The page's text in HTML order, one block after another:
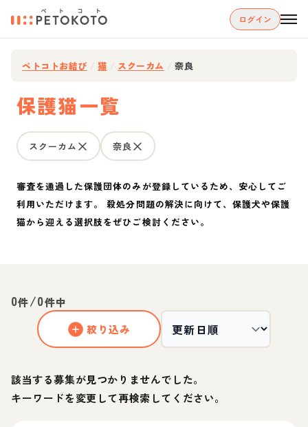
ログイン
ペトコトお結び 猫 スクーカム 奈良
保護猫一覧
スクーカム 奈良
審査を通過した保護団体のみが登録しているため、安心してご
利用いただけます。 殺処分問題の解決に向けて、保護犬や保護
猫から迎える選択肢をぜひご検討ください。
0件/0件中
絞り込み
該当する募集が見つかりませんでした。
キーワードを変更して再検索してください。